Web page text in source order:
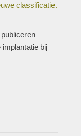
classificatie.
bij